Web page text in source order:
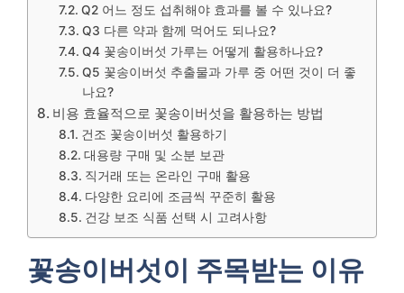
Q2 어느 정도 섭취해야 효과를 볼 수 있나요?
Q3 다른 약과 함께 먹어도 되나요?
Q4 꽃송이버섯 가루는 어떻게 활용하나요?
Q5 꽃송이버섯 추출물과 가루 중 어떤 것이 더 좋
나요?
비용 효율적으로 꽃송이버섯을 활용하는 방법
건조 꽃송이버섯 활용하기
대용량 구매 및 소분 보관
직거래 또는 온라인 구매 활용
다양한 요리에 조금씩 꾸준히 활용
건강 보조 식품 선택 시 고려사항
꽃송이버섯이 주목받는 이유